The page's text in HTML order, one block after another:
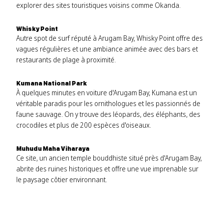
explorer des sites touristiques voisins comme Okanda.
Whisky Point
Autre spot de surf réputé à Arugam Bay, Whisky Point offre des
vagues régulières et une ambiance animée avec des bars et
restaurants de plage à proximité.
Kumana National Park
À quelques minutes en voiture d'Arugam Bay, Kumana est un
véritable paradis pour les ornithologues et les passionnés de
faune sauvage. On y trouve des léopards, des éléphants, des
crocodiles et plus de 200 espèces d'oiseaux.
Muhudu Maha Viharaya
Ce site, un ancien temple bouddhiste situé près d'Arugam Bay,
abrite des ruines historiques et offre une vue imprenable sur
le paysage côtier environnant.